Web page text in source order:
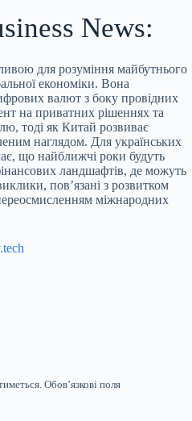
News:
для розуміння майбутнього
економіки. Вона
валют з боку провідних
на приватних рішеннях та
тоді як Китай розвиває
наглядом. Для українських
що найближчі роки будуть
ландшафтів, де можуть
пов’язані з розвитком
міжнародних
Обов’язкові поля